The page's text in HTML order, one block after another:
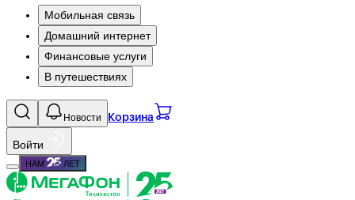
Мобильная связь
Домашний интернет
Финансовые услуги
В путешествиях
Новости Корзина
Войти
НАМ ЛЕТ